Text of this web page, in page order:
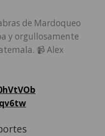
de Mardoqueo
y orgullosamente
📹 Alex